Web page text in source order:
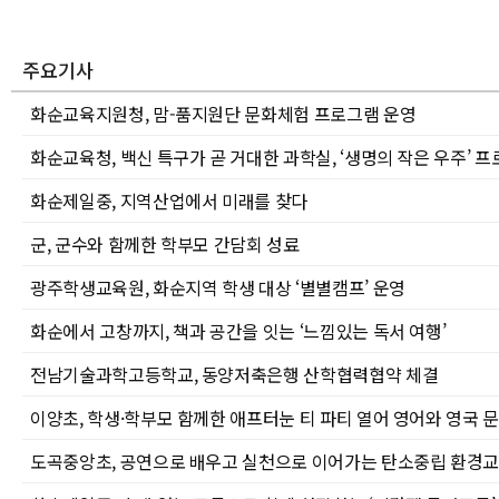
주요기사
화순교육지원청, 맘-품지원단 문화체험 프로그램 운영
화순교육청, 백신 특구가 곧 거대한 과학실, ‘생명의 작은 우주’
화순제일중, 지역산업에서 미래를 찾다
군, 군수와 함께한 학부모 간담회 성료
광주학생교육원, 화순지역 학생 대상 ‘별별캠프’ 운영
화순에서 고창까지, 책과 공간을 잇는 ‘느낌있는 독서 여행’
전남기술과학고등학교, 동양저축은행 산학협력협약 체결
이양초, 학생·학부모 함께한 애프터눈 티 파티 열어 영어와 영국
도곡중앙초, 공연으로 배우고 실천으로 이어가는 탄소중립 환경